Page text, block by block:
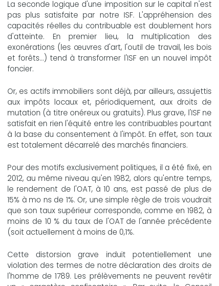
La seconde logique d'une imposition sur le capital n'est
pas plus satisfaite par notre ISF. L'appréhension des
capacités réelles du contribuable est doublement hors
d'atteinte. En premier lieu, la multiplication des
exonérations (les œuvres d'art, l'outil de travail, les bois
et forêts...) tend à transformer l'ISF en un nouvel impôt
foncier.
Or, es actifs immobiliers sont déjà, par ailleurs, assujettis
aux impôts locaux et, périodiquement, aux droits de
mutation (à titre onéreux ou gratuits). Plus grave, l'ISF ne
satisfait en rien l'équité entre les contribuables pourtant
à la base du consentement à l'impôt. En effet, son taux
est totalement décarrelé des marchés financiers.
Pour des motifs exclusivement politiques, il a été fixé, en
2012, au même niveau qu'en 1982, alors qu'entre temps,
le rendement de l'OAT, à 10 ans, est passé de plus de
15% à mo ns de 1%. Or, une simple règle de trois voudrait
que son taux supérieur corresponde, comme en 1982, à
moins de 10 % du taux de l'OAT de l'année précédente
(soit actuellement à moins de 0,1%.
Cette distorsion grave induit potentiellement une
violation des termes de notre déclaration des droits de
l'homme de 1789. Les prélèvements ne peuvent revêtir